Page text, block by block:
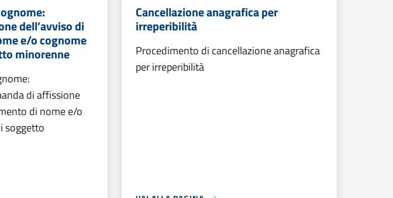
dell’avviso di
e/o cognome
minorenne
di affissione
di nome e/o
soggetto
Cancellazione anagrafica per
irreperibilità
Procedimento di cancellazione anagrafica
per irreperibilità